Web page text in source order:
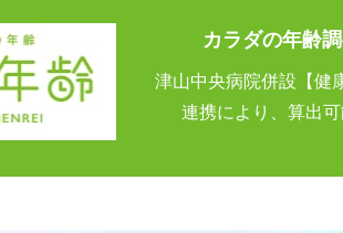
カラダの年齢
津山中央病院併設【健
連携により、算出可